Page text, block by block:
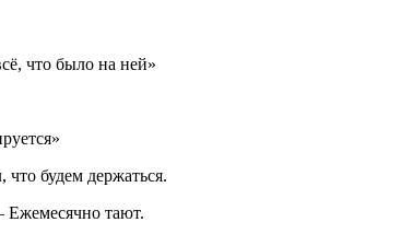
что было на ней»
будем держаться.
Ежемесячно тают.